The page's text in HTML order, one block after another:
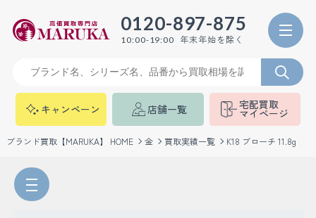
0120-897-875
10:00-19:00 年末年始を除く
キャンペーン 店舗一覧 宅配買取
マイページ
ブランド買取【MARUKA】 HOME 金 買取実績一覧 K18 ブローチ 11.8g